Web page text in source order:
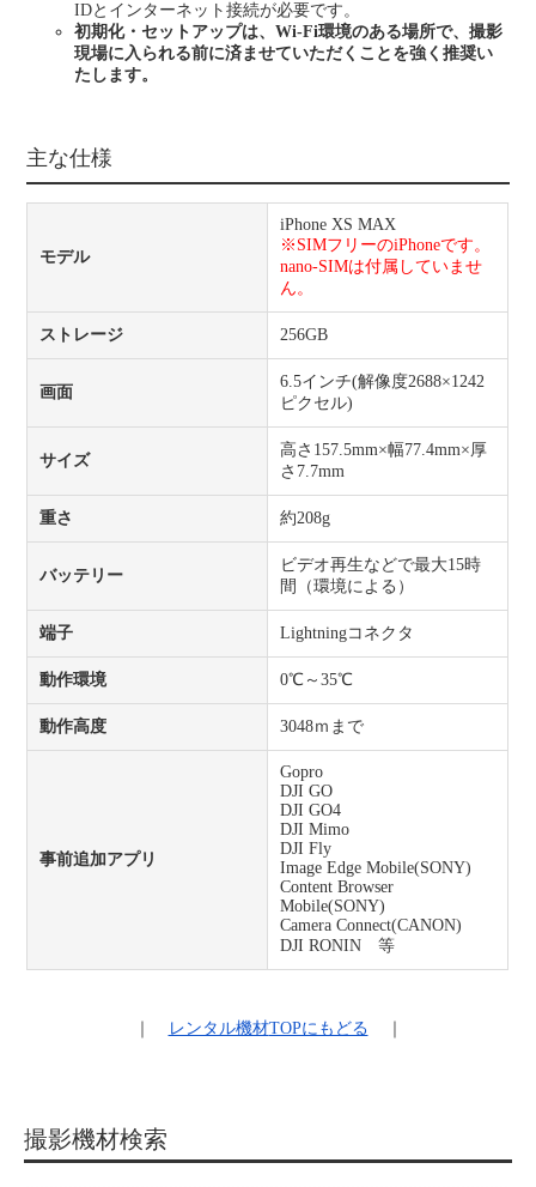
IDとインターネット接続が必要です。
初期化・セットアップは、Wi-Fi環境のある場所で、撮影
現場に入られる前に済ませていただくことを強く推奨い
たします。
主な仕様
モデル
iPhone XS MAX
※SIMフリーのiPhoneです。
nano-SIMは付属していませ
ん。
ストレージ 256GB
画面
6.5インチ(解像度2688×1242
ピクセル)
サイズ
高さ157.5mm×幅77.4mm×厚
さ7.7mm
重さ 約208g
バッテリー
ビデオ再生などで最大15時
間（環境による）
端子 Lightningコネクタ
動作環境 0℃～35℃
動作高度 3048ｍまで
事前追加アプリ
Gopro
DJI GO
DJI GO4
DJI Mimo
DJI Fly
Image Edge Mobile(SONY)
Content Browser
Mobile(SONY)
Camera Connect(CANON)
DJI RONIN 等
レンタル機材TOPにもどる
撮影機材検索